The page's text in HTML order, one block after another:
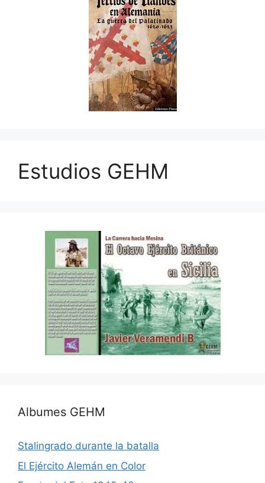
Estudios GEHM
Albumes GEHM
Stalingrado durante la batalla
El Ejército Alemán en Color